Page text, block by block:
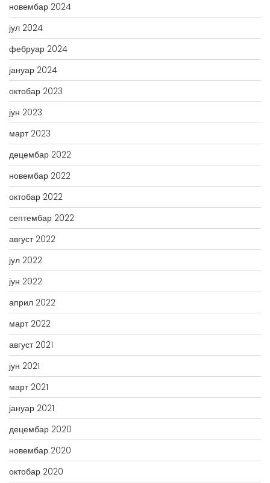
новембар 2024
јул 2024
фебруар 2024
јануар 2024
октобар 2023
јун 2023
март 2023
децембар 2022
новембар 2022
октобар 2022
септембар 2022
август 2022
јул 2022
јун 2022
април 2022
март 2022
август 2021
јун 2021
март 2021
јануар 2021
децембар 2020
новембар 2020
октобар 2020